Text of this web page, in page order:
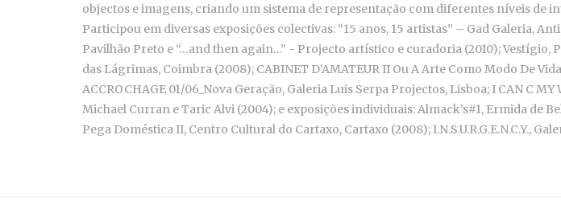
objectos e imagens, criando um sistema de representação com diferentes níveis de
Participou em diversas exposições colectivas: “15 anos, 15 artistas” – Gad Galeria,
Pavilhão Preto e “…and then again…” - Projecto artístico e curadoria (2010);
das Lágrimas, Coimbra (2008); CABINET D’AMATEUR II Ou A Arte Como Modo De
ACCROCHAGE 01/06_Nova Geração, Galeria Luis Serpa Projectos, Lisboa; I CAN C
Michael Curran e Taric Alvi (2004); e exposições individuais: Almack’s#1, Ermida de
Pega Doméstica II, Centro Cultural do Cartaxo, Cartaxo (2008); I.N.S.U.R.G.E.N.C.Y.,